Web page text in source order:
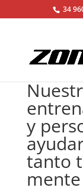
34
y
tanto
mente